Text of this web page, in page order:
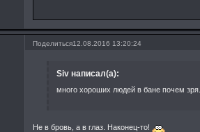
Поделиться12.08.2016 13:20:24
Siv написал(а):
много хороших людей в бане почем зря.
Не в бровь, а в глаз. Наконец-то!